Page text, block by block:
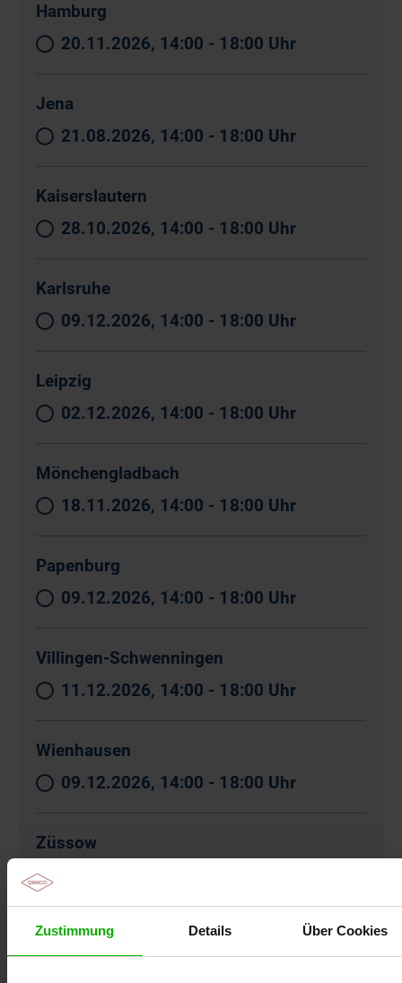
Zustimmung Details Über Cookies
Hamburg
20.11.2026, 14:00 - 18:00 Uhr
Jena
21.08.2026, 14:00 - 18:00 Uhr
Kaiserslautern
28.10.2026, 14:00 - 18:00 Uhr
Karlsruhe
09.12.2026, 14:00 - 18:00 Uhr
Leipzig
02.12.2026, 14:00 - 18:00 Uhr
Mönchengladbach
18.11.2026, 14:00 - 18:00 Uhr
Papenburg
09.12.2026, 14:00 - 18:00 Uhr
Villingen-Schwenningen
11.12.2026, 14:00 - 18:00 Uhr
Wienhausen
09.12.2026, 14:00 - 18:00 Uhr
Züssow